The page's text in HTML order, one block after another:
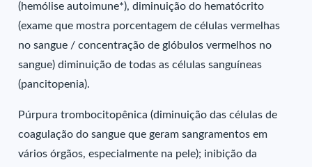
(hemólise autoimune*), diminuição do hematócrito
(exame que mostra porcentagem de células vermelhas
no sangue / concentração de glóbulos vermelhos no
sangue) diminuição de todas as células sanguíneas
(pancitopenia).
Púrpura trombocitopênica (diminuição das células de
coagulação do sangue que geram sangramentos em
vários órgãos, especialmente na pele); inibição da